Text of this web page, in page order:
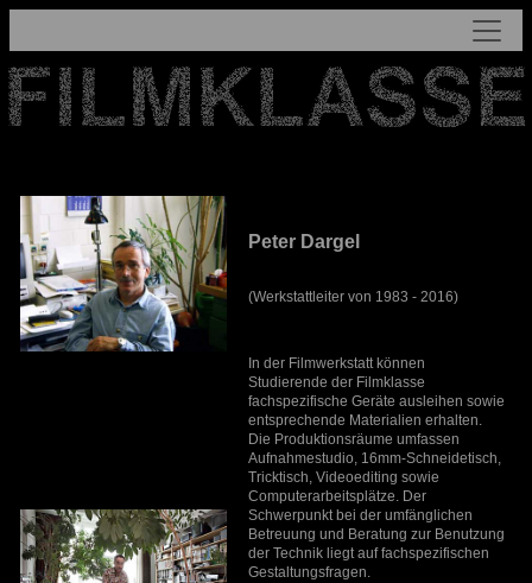
Peter Dargel
(Werkstattleiter von 1983 - 2016)
In der Filmwerkstatt können
Studierende der Filmklasse
fachspezifische Geräte ausleihen sowie
entsprechende Materialien erhalten.
Die Produktionsräume umfassen
Aufnahmestudio, 16mm-Schneidetisch,
Tricktisch, Videoediting sowie
Computerarbeitsplätze. Der
Schwerpunkt bei der umfänglichen
Betreuung und Beratung zur Benutzung
der Technik liegt auf fachspezifischen
Gestaltungsfragen.